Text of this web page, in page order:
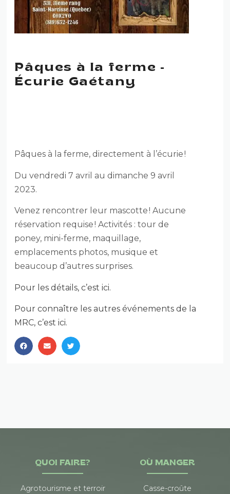
Pâques à la ferme -
Écurie Gaétany
Pâques à la ferme, directement à l’écurie !
Du vendredi 7 avril au dimanche 9 avril
2023.
Venez rencontrer leur mascotte ! Aucune
réservation requise ! Activités : tour de
poney, mini-ferme, maquillage,
emplacements photos, musique et
beaucoup d’autres surprises.
Pour les détails, c’est ici.
Pour connaître les autres événements de la
MRC, c’est ici.
QUOI FAIRE?
Agrotourisme et terroir
OÙ MANGER
Casse-croûte